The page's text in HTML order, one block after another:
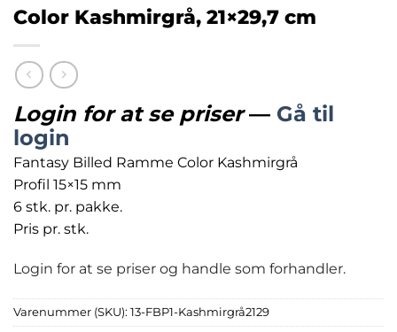
Color Kashmirgrå, 21×29,7 cm
Login for at se priser— Gå til
login
Fantasy Billed Ramme Color Kashmirgrå
Profil 15×15 mm
6 stk. pr. pakke.
Pris pr. stk.
Login for at se priser og handle som forhandler.
Varenummer (SKU): 13-FBP1-Kashmirgrå2129